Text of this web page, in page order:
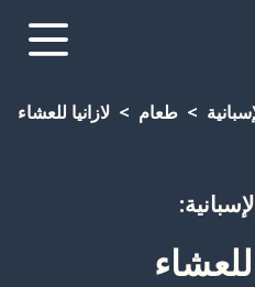
طعام لازانيا للعشاء
للعشاء